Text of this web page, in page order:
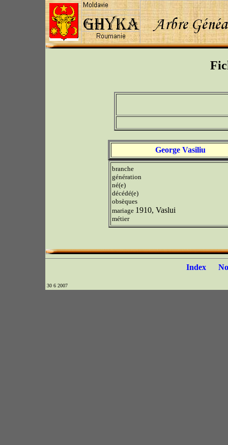
George Vasiliu
branche
génération
né(e)
décédé(e)
obsèques
mariage 1910, Vaslui
métier
Index
30 6 2007